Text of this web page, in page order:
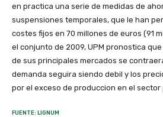
en practica una serie de medidas de
suspensiones temporales, que le han
costes fijos en 70 millones de euros (91
el conjunto de 2009, UPM pronostica
de sus principales mercados se
demanda seguira siendo debil y los
por el exceso de produccion en el sector
FUENTE: LIGNUM